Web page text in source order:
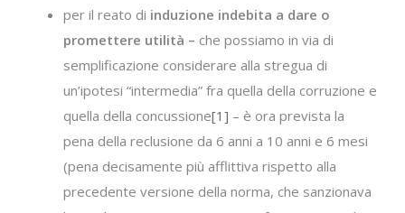
per il reato di induzione indebita a dare o
promettere utilità – che possiamo in via di
semplificazione considerare alla stregua di
un’ipotesi “intermedia” fra quella della corruzione e
quella della concussione[1] – è ora prevista la
pena della reclusione da 6 anni a 10 anni e 6 mesi
(pena decisamente più afflittiva rispetto alla
precedente versione della norma, che sanzionava